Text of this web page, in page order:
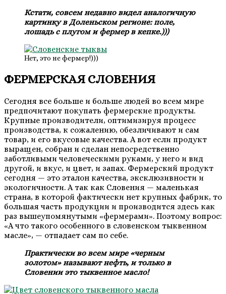
Кстати, совсем недавно видел аналогичную
картинку в Доленьском регионе: поле,
лошадь с плугом и фермер в кепке.)))
Нет, это не фермер!)))
ФЕРМЕРСКАЯ СЛОВЕНИЯ
Сегодня все больше и больше людей во всем мире
предпочитают покупать фермерские продукты.
Крупные производители, оптимизируя процесс
производства, к сожалению, обезличивают и сам
товар, и его вкусовые качества. А вот если продукт
выращен, собран и сделан непосредственно
заботливыми человеческими руками, у него и вид
другой, и вкус, и цвет, и запах. Фермерский продукт
сегодня — это эталон качества, эксклюзивности и
экологичности. А так как Словения — маленькая
страна, в которой фактически нет крупных фабрик, то
большая часть продукции и производится здесь как
раз вышеупомянутыми «фермерами». Поэтому вопрос:
«А что такого особенного в словенском тыквенном
масле», — отпадает сам по себе.
Практически во всем мире «черным
золотом» называют нефть, и только в
Словении это тыквенное масло!